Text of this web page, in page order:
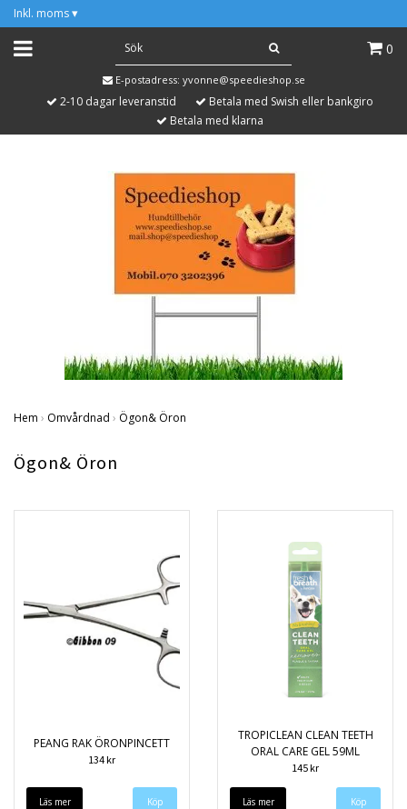
Inkl. moms ▾
0
E-postadress: yvonne@speedieshop.se
2-10 dagar leveranstid
Betala med Swish eller bankgiro
Betala med klarna
Hem › Omvårdnad › Ögon& Öron
Ögon& Öron
PEANG RAK ÖRONPINCETT
134 kr
Läs mer
TROPICLEAN CLEAN TEETH
ORAL CARE GEL 59ML
145 kr
Läs mer